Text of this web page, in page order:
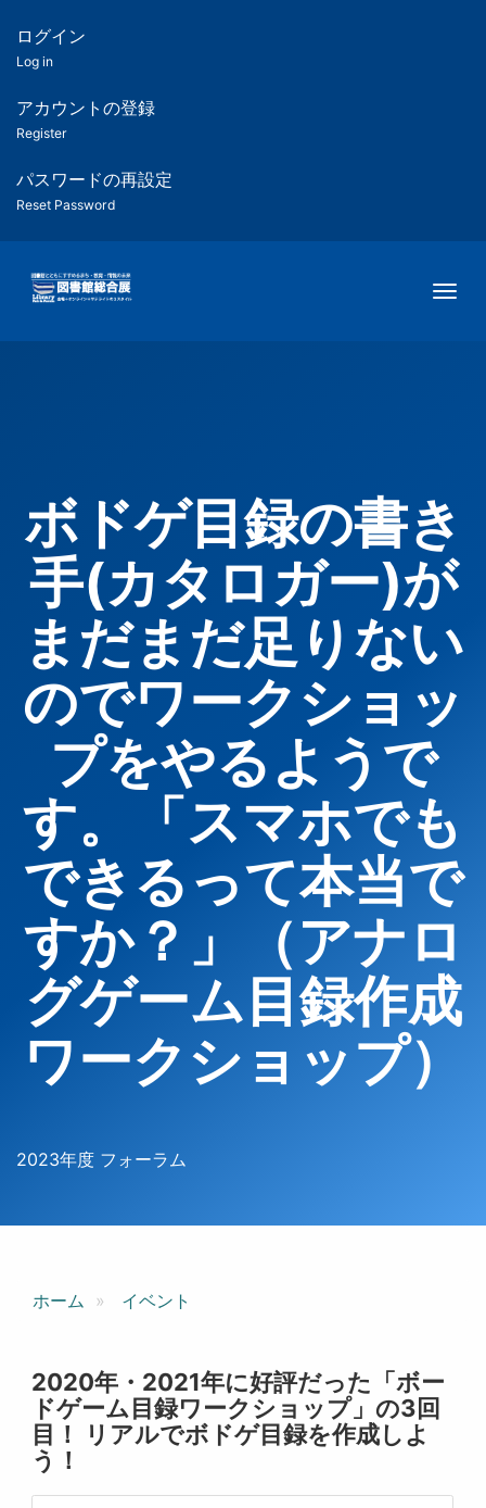
ツ
匿
名
ユ
ー
ー
用
メ
ログイン
Log in
アカウントの登録
Register
パスワードの再設定
Reset Password
ボドゲ目録の書き
手(カタロガー)が
まだまだ足りない
のでワークショッ
プをやるようで
す。「スマホでも
できるって本当で
すか？」（アナロ
グゲーム目録作成
ワークショップ）
2023年度 フォーラム
ホーム イベント
2020年・2021年に好評だった「ボー
ドゲーム目録ワークショップ」の3回
目！ リアルでボドゲ目録を作成しよ
う！